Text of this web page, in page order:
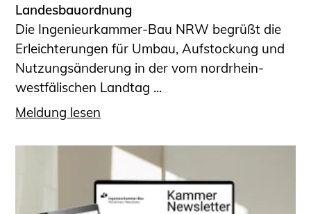
Landesbauordnung
Die Ingenieurkammer-Bau NRW begrüßt die
Erleichterungen für Umbau, Aufstockung und
Nutzungsänderung in der vom nordrhein-
westfälischen Landtag ...
Meldung lesen